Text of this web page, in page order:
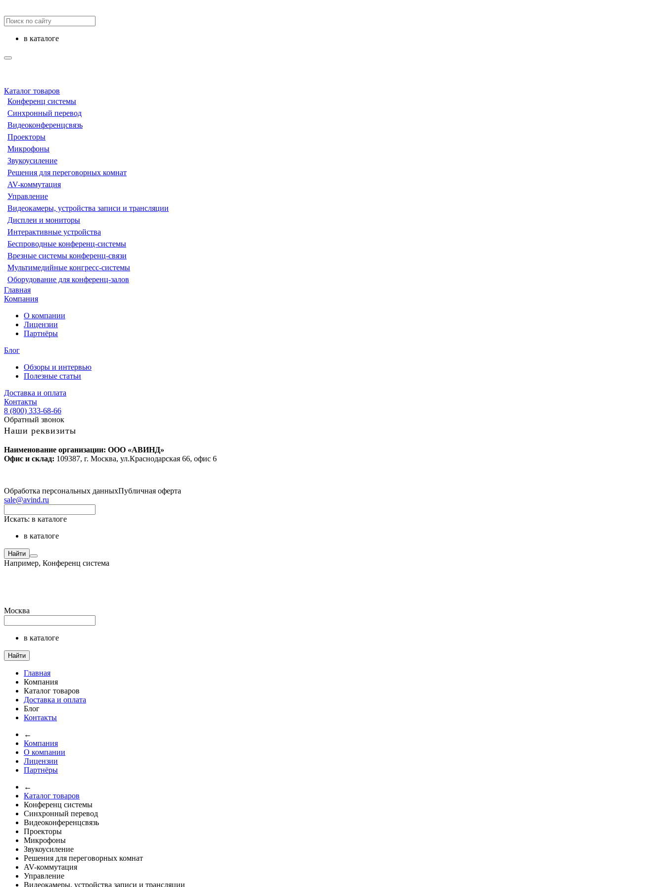
в каталоге
Каталог товаров
Конференц системы
Синхронный перевод
Видеоконференцсвязь
Проекторы
Микрофоны
Звукоусиление
Решения для переговорных комнат
AV-коммутация
Управление
Видеокамеры, устройства записи и трансляции
Дисплеи и мониторы
Интерактивные устройства
Беспроводные конференц-системы
Врезные системы конференц-связи
Мультимедийные конгресс-системы
Оборудование для конференц-залов
Главная
Компания
О компании
Лицензии
Партнёры
Блог
Обзоры и интервью
Полезные статьи
Доставка и оплата
Контакты
8 (800) 333-68-66
Обратный звонок
Наши реквизиты
Наименование организации: ООО «АВИНД»
Офис и склад: 109387, г. Москва, ул.Краснодарская 66, офис 6
Обработка персональных данныхПубличная оферта
sale@avind.ru
Искать: в каталоге
в каталоге
Найти
Например, Конференц система
Москва
в каталоге
Найти
Главная
Компания
Каталог товаров
Доставка и оплата
Блог
Контакты
←
Компания
О компании
Лицензии
Партнёры
←
Каталог товаров
Конференц системы
Синхронный перевод
Видеоконференцсвязь
Проекторы
Микрофоны
Звукоусиление
Решения для переговорных комнат
AV-коммутация
Управление
Видеокамеры, устройства записи и трансляции